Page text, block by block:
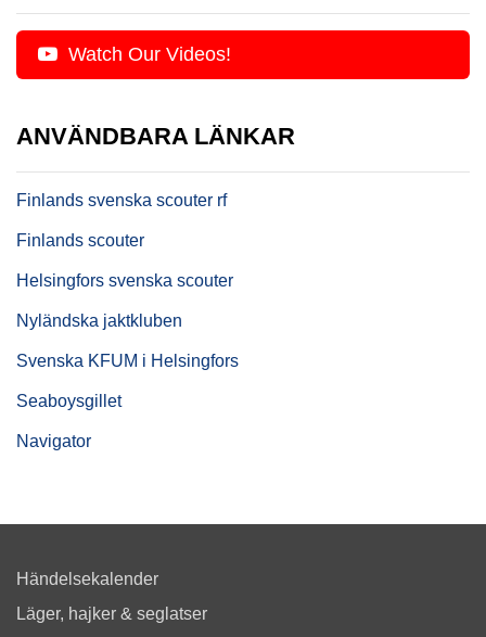
Watch Our Videos!
ANVÄNDBARA LÄNKAR
Finlands svenska scouter rf
Finlands scouter
Helsingfors svenska scouter
Nyländska jaktkluben
Svenska KFUM i Helsingfors
Seaboysgillet
Navigator
Händelsekalender
Läger, hajker & seglatser